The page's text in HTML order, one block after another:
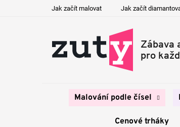
Jak začít malovat Jak začít
Malování podle čísel
Cenové trháky